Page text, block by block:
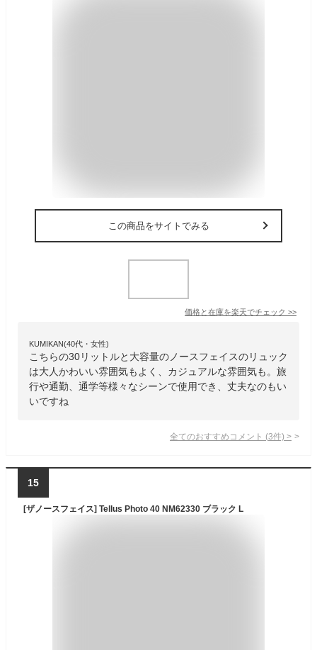
この商品をサイトでみる
価格と在庫を楽天でチェック >>
KUMIKAN(40代・女性)
こちらの30リットルと大容量のノースフェイスのリュック
は大人かわいい雰囲気もよく、カジュアルな雰囲気も。旅
行や通勤、通学等様々なシーンで使用でき、丈夫なのもい
いですね
全てのおすすめコメント (3件) >
15
[ザノースフェイス] Tellus Photo 40 NM62330 ブラック L